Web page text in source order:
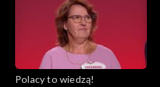
Polacy to wiedzą!